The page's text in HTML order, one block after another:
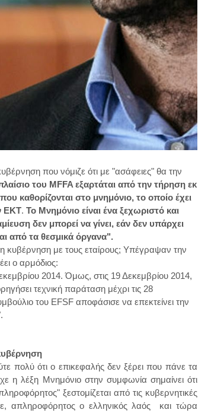
που νόμιζε ότι με "ασάφειες" θα την
του MFFA εξαρτάται από την τήρηση εκ
καθορίζονται στο μνημόνιο, το οποίο έχει
ΕΚΤ. Το Μνημόνιο είναι ένα ξεχωριστό και
δεν μπορεί να γίνει, εάν δεν υπάρχει
από τα θεσμικά όργανα".
κυβέρνηση με τους εταίρους; Υπέγραψαν την
ο αρμόδιος:
2014. Όμως, στις 19 Δεκεμβρίου 2014,
τεχνική παράταση μέχρι τις 28
του EFSF αποφάσισε να επεκτείνει την
πολύ ότι ο επικεφαλής δεν ξέρει που πάνε τα
η λέξη Μνημόνιο στην συμφωνία σημαίνει ότι
ξεστομίζεται από τις κυβερνητικές
απληροφόρητος ο ελληνικός λαός και τώρα